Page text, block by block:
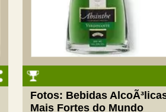
Fotos: Bebidas
Mais Fortes do Mundo